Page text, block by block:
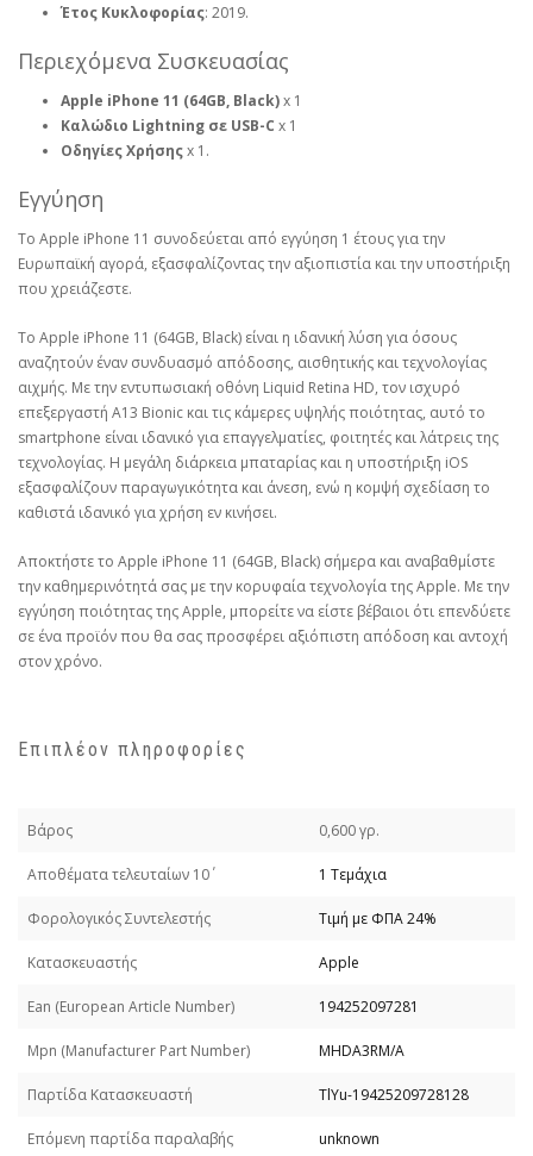
Έτος Κυκλοφορίας: 2019.
Περιεχόμενα Συσκευασίας
Apple iPhone 11 (64GB, Black)x 1
Καλώδιο Lightning σε USB-C x 1
Οδηγίες Χρήσηςx 1.
Εγγύηση
Το Apple iPhone 11 συνοδεύεται από εγγύηση 1 έτους για την
Ευρωπαϊκή αγορά, εξασφαλίζοντας την αξιοπιστία και την υποστήριξη
που χρειάζεστε.
Το Apple iPhone 11 (64GB, Black) είναι η ιδανική λύση για όσους
αναζητούν έναν συνδυασμό απόδοσης, αισθητικής και τεχνολογίας
αιχμής. Με την εντυπωσιακή οθόνη Liquid Retina HD, τον ισχυρό
επεξεργαστή A13 Bionic και τις κάμερες υψηλής ποιότητας, αυτό το
smartphone είναι ιδανικό για επαγγελματίες, φοιτητές και λάτρεις της
τεχνολογίας. Η μεγάλη διάρκεια μπαταρίας και η υποστήριξη iOS
εξασφαλίζουν παραγωγικότητα και άνεση, ενώ η κομψή σχεδίαση το
καθιστά ιδανικό για χρήση εν κινήσει.
Αποκτήστε το Apple iPhone 11 (64GB, Black) σήμερα και αναβαθμίστε
την καθημερινότητά σας με την κορυφαία τεχνολογία της Apple. Με την
εγγύηση ποιότητας της Apple, μπορείτε να είστε βέβαιοι ότι επενδύετε
σε ένα προϊόν που θα σας προσφέρει αξιόπιστη απόδοση και αντοχή
στον χρόνο.
Επιπλέον πληροφορίες
Βάρος 0,600 γρ.
Απoθέματα τελευταίων 10΄ 1 Τεμάχια
Φορολογικός Συντελεστής Τιμή με ΦΠΑ 24%
Κατασκευαστής Apple
Εan (European Article Number) 194252097281
Mpn (Manufacturer Part Number) MHDA3RM/A
Παρτίδα Κατασκευαστή TlYu-19425209728128
Επόμενη παρτίδα παραλαβής unknown